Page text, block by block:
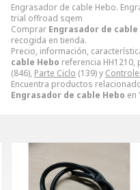
Engrasador de cable Hebo.
trial offroad sqem
Comprar Engrasador de cable
recogida en tienda.
Precio, información,
cable Hebo referencia
(846), Parte Ciclo (139) y
Encuentra productos
Engrasador de cable Hebo en